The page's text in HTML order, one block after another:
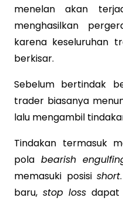
menelan akan
menghasilkan
karena keseluruhan
berkisar.
Sebelum bertindak
trader biasanya
lalu mengambil
Tindakan termasuk
pola bearish
memasuki posisishort
baru, stop loss